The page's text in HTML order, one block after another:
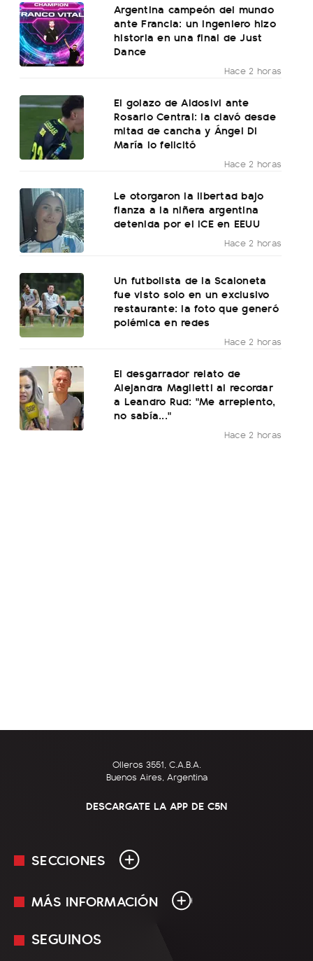
Argentina campeón del mundo
ante Francia: un ingeniero hizo
historia en una final de Just
Dance
Hace 2 horas
El golazo de Aldosivi ante
Rosario Central: la clavó desde
mitad de cancha y Ángel Di
María lo felicitó
Hace 2 horas
Le otorgaron la libertad bajo
fianza a la niñera argentina
detenida por el ICE en EEUU
Hace 2 horas
Un futbolista de la Scaloneta
fue visto solo en un exclusivo
restaurante: la foto que generó
polémica en redes
Hace 2 horas
El desgarrador relato de
Alejandra Maglietti al recordar
a Leandro Rud: "Me arrepiento,
no sabía..."
Hace 2 horas
Olleros 3551, C.A.B.A.
Buenos Aires, Argentina
DESCARGATE LA APP DE C5N
SECCIONES
En Vivo
MÁS INFORMACIÓN
Mediakit
SEGUINOS